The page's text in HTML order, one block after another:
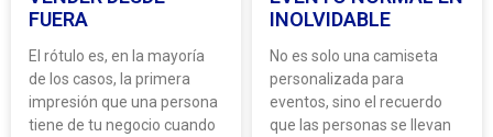
FUERA
El rótulo es, en la mayoría
de los casos, la primera
impresión que una persona
tiene de tu negocio cuando
INOLVIDABLE
No es solo una camiseta
personalizada para
eventos, sino el recuerdo
que las personas se llevan